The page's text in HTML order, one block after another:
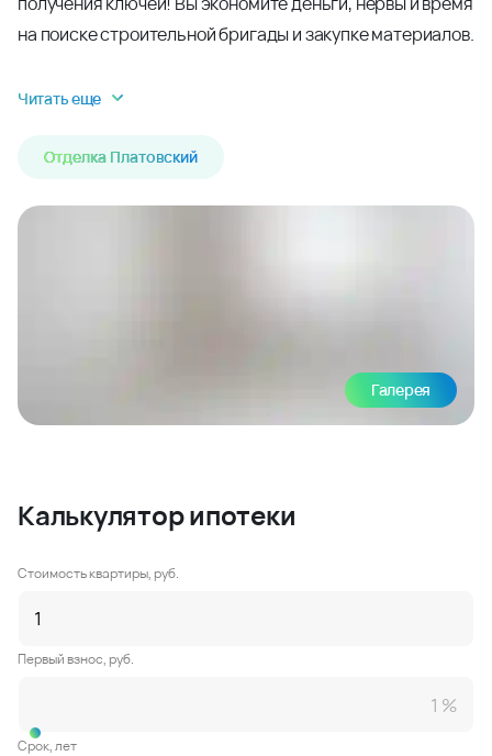
на поиске строительной бригады и закупке материалов.
Читать еще
Отделка Платовский
Галерея
Калькулятор ипотеки
Стоимость квартиры, руб.
Первый взнос, руб.
Срок, лет